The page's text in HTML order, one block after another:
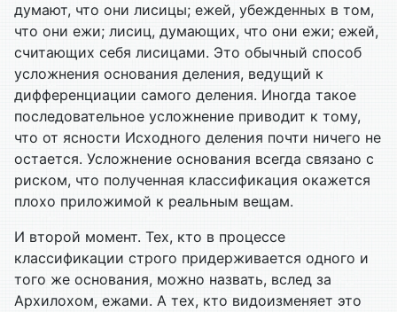
думают, что они лисицы; ежей, убежденных в том,
что они ежи; лисиц, думающих, что они ежи; ежей,
считающих себя лисицами. Это обычный способ
усложнения основания деления, ведущий к
дифференциации самого деления. Иногда такое
последовательное усложнение приводит к тому,
что от ясности Исходного деления почти ничего не
остается. Усложнение основания всегда связано с
риском, что полученная классификация окажется
плохо приложимой к реальным вещам.
И второй момент. Тех, кто в процессе
классификации строго придерживается одного и
того же основания, можно назвать, вслед за
Архилохом, ежами. А тех, кто видоизменяет это